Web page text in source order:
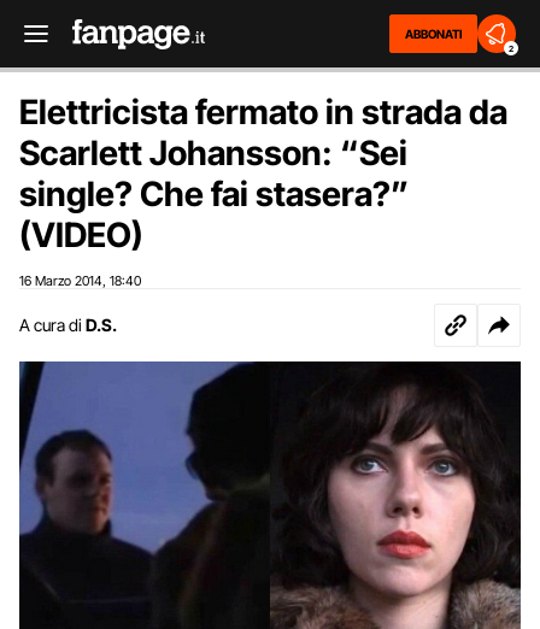
ABBONATI
2
Elettricista fermato in strada da
Scarlett Johansson: “Sei
single? Che fai stasera?”
(VIDEO)
16 Marzo 2014 18:40
A cura di D.S.